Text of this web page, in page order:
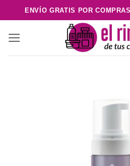
al
contenido
ENVÍO GRATIS POR